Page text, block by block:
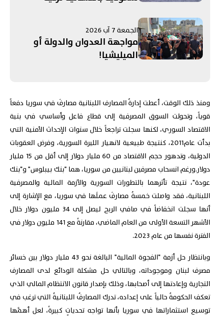
إيران تستنزف مخزون الأسلحة
الأميركية.. ومفاوضات روما
تنتهي بلا "نتائج حاسمة"
الجمعة 7 آب 2026
مواجهة العدوان والدولة أو
الميليشيا!
ومنذ ذلك الوقت، أعطت إدارةُ المصارف اللبنانية مصارفَ في سوريا دفعاً
قوياً، وتحولت السوق المصرفية إلى قطاع فاعل وأساسي في بنية
الاقتصاد السوري، لكنها سجلت تراجعاً خلال سنوات الإحداث الأمنية التي
بدأت عام2011، كنتيجة طبيعية لانهيار الليرة السورية، وفرض العقوبات
الدولية، وتدهور حجم الاقتصاد من 60 مليار دولار إلى أقل من 15 مليار
دولار.ورغم انسحاب مصرفين لبنانيين من سوريا، هما "بنك بيبلوس" و"بنك
عودة"، نتيجة تأثرهما بالتطورات السورية والأزمة المالية والمصرفية
اللبنانية، فقد واصلت خمسةُ مصارفَ عملَها في سوريا، مع الإشارة إلى
أنها سجلت انخفاضاً في صافي الربح ليصل إلى 34 مليون دولار خلال
الأشهر التسعة الأولى من العام الماضي، مقارنةً مع 141 مليون دولار في
الفترة نفسها من عام 2023.
وبانتظار حل أزمة "الفجوة المالية" البالغة نحو 43 مليار دولار بين خسائر
مصرف لبنان وموجوداته، وبالتالي حل مشكلة الودائع لدى المصارف
التجارية وإعادتها إلى أصحابها، وذلك بإصدار قانون الانتظام المالي الذي
تعكف الحكومةُ حالياً على إعداده، تدرك المصارفُ اللبنانيةُ التي ترغب في
توسيع استثماراتها في سوريا بأنها تواجه تحدياتٍ كبيرةً، لعل أهمَّها